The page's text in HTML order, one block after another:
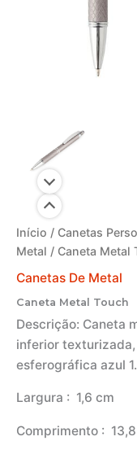
Início / Canetas
Metal / Caneta Metal
Canetas De Metal
Caneta Metal Touch
Descrição: Caneta
inferior
esferográfica azul
Largura : 1,6 cm
Comprimento :